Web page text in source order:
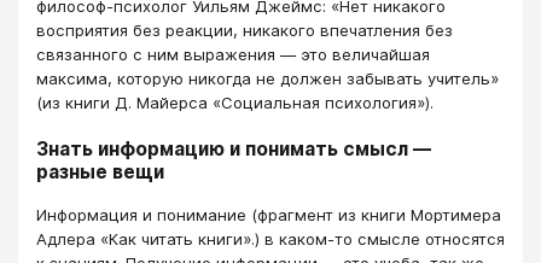
философ-психолог Уильям Джеймс: «Нет никакого
восприятия без реакции, никакого впечатления без
связанного с ним выражения — это величайшая
максима, которую никогда не должен забывать учитель»
(из книги Д. Майерса «Социальная психология»).
Знать информацию и понимать смысл —
разные вещи
Информация и понимание (фрагмент из книги Мортимера
Адлера «Как читать книги».) в каком-то смысле относятся